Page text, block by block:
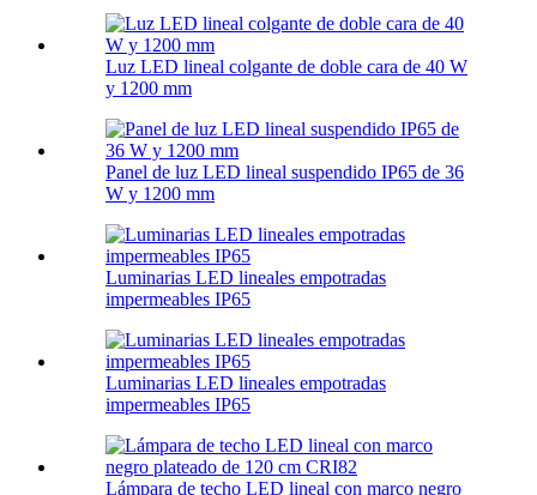
Luz LED lineal colgante de doble cara de 40 W
y 1200 mm
Panel de luz LED lineal suspendido IP65 de 36
W y 1200 mm
Luminarias LED lineales empotradas
impermeables IP65
Luminarias LED lineales empotradas
impermeables IP65
Lámpara de techo LED lineal con marco negro